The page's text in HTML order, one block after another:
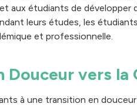
aux étudiants de
leurs études, les
et professionnelle.
Douceur vers
à une transition en